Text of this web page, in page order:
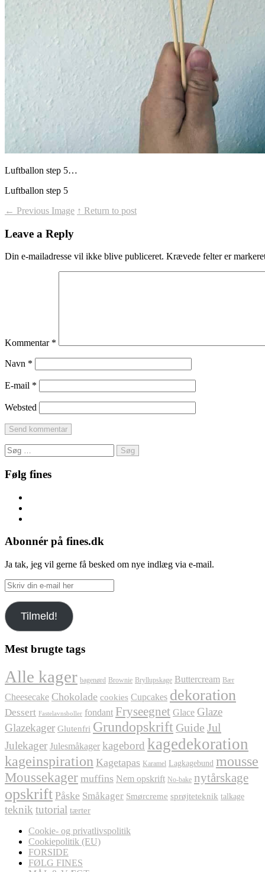
Luftballon step 5…
Luftballon step 5
← Previous Image ↑ Return to post
Leave a Reply
Din e-mailadresse vil ikke blive publiceret. Krævede felter er
Kommentar *
Navn *
E-mail *
Websted
Søg
efter:
Følg fines
Abonnér på fines.dk
Ja tak, jeg vil gerne få besked om nye indlæg via e-mail.
Skriv
din
e-
mail
her
Tilmeld!
Mest brugte tags
Alle kager bagenørd Brownie Bryllupskage Buttercream Bær
Cheesecake Chokolade cookies Cupcakes dekoration
Dessert Fastelavnsboller fondant Fryseegnet Glace Glaze
Glazekager Glutenfri Grundopskrift Guide Jul
Julekager Julesmåkager kagebord kagedekoration
kageinspiration Kagetapas Karamel Lagkagebund mousse
Moussekager muffins Nem opskrift No-bake nytårskage
opskrift Påske Småkager Smørcreme sprøjteteknik talkage
teknik tutorial tærter
Cookie- og privatlivspolitik
Cookiepolitik (EU)
FORSIDE
FØLG FINES